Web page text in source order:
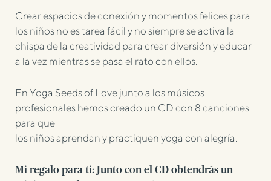
Crear espacios de conexión y momentos felices para
los niños no es tarea fácil y no siempre se activa la
chispa de la creatividad para crear diversión y educar
a la vez mientras se pasa el rato con ellos.
En Yoga Seeds of Love junto a los músicos
profesionales hemos creado un CD con 8 canciones
para que
los niños aprendan y practiquen yoga con alegría.
Mi regalo para ti: Junto con el CD obtendrás un